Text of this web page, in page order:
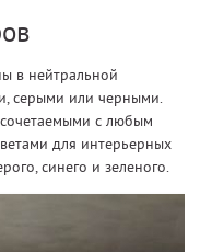
в нейтральной
серыми или черными.
с любым
для интерьерных
синего и зеленого.